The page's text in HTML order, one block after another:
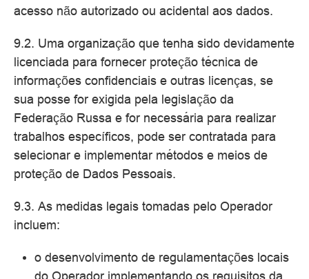
acesso não autorizado ou acidental aos dados.
9.2. Uma organização que tenha sido devidamente
licenciada para fornecer proteção técnica de
informações confidenciais e outras licenças, se
sua posse for exigida pela legislação da
Federação Russa e for necessária para realizar
trabalhos específicos, pode ser contratada para
selecionar e implementar métodos e meios de
proteção de Dados Pessoais.
9.3. As medidas legais tomadas pelo Operador
incluem:
o desenvolvimento de regulamentações locais
do Operador implementando os requisitos da